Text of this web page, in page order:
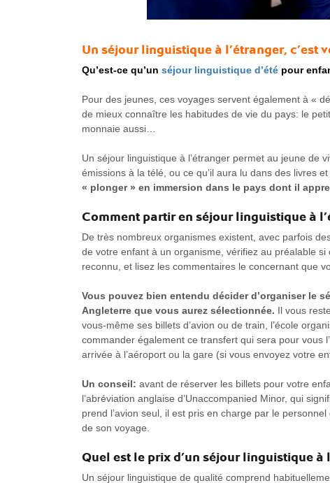
Un séjour linguistique à l’étranger, c’est
Qu’est-ce qu’un séjour linguistique d’été pour
Pour des jeunes, ces voyages servent également à «
de mieux connaître les habitudes de vie du pays: le
monnaie aussi…
Un séjour linguistique à l’étranger permet au jeune de
émissions à la télé, ou ce qu’il aura lu dans des livres et
« plonger » en immersion dans le pays dont il
Comment partir en séjour linguistique à
De très nombreux organismes existent, avec parfois
de votre enfant à un organisme, vérifiez au préalable
reconnu, et lisez les commentaires le concernant que
Vous pouvez bien entendu décider d’organiser le
Angleterre que vous aurez sélectionnée. Il vous
vous-même ses billets d’avion ou de train, l’école
commander également ce transfert qui sera pour vous
arrivée à l’aéroport ou la gare (si vous envoyez votre
Un conseil: avant de réserver les billets pour votre
l’abréviation anglaise d’Unaccompanied Minor, qui
prend l’avion seul, il est pris en charge par le
de son voyage.
Quel est le prix d’un séjour linguistique à
Un séjour linguistique de qualité comprend